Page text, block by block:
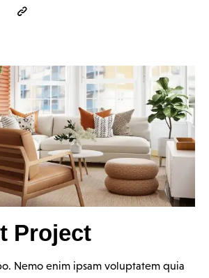
Project
Nemo enim ipsam voluptatem quia